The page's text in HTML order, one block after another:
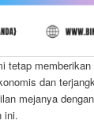
tetap
dan
mejanya
ini.